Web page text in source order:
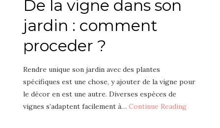
De la vigne dans son
jardin : comment
proceder ?
Rendre unique son jardin avec des plantes
spécifiques est une chose, y ajouter de la vigne pour
le décor en est une autre. Diverses espèces de
vignes s’adaptent facilement à… Continue Reading